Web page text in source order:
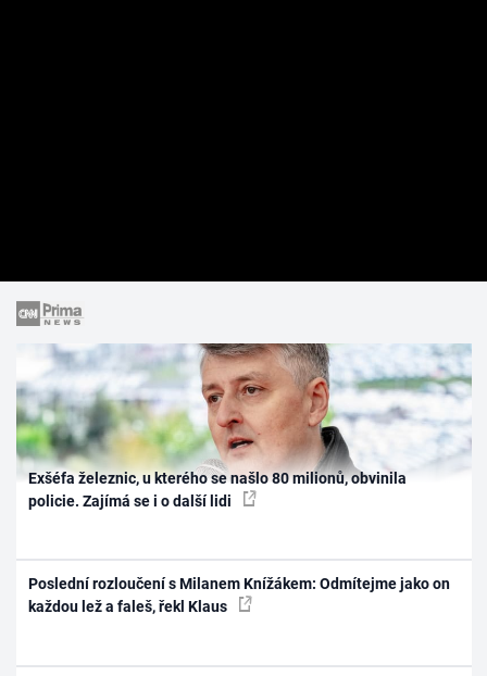
Exšéfa železnic, u kterého se našlo 80 milionů, obvinila
policie. Zajímá se i o další lidi
Poslední rozloučení s Milanem Knížákem: Odmítejme jako on
každou lež a faleš, řekl Klaus